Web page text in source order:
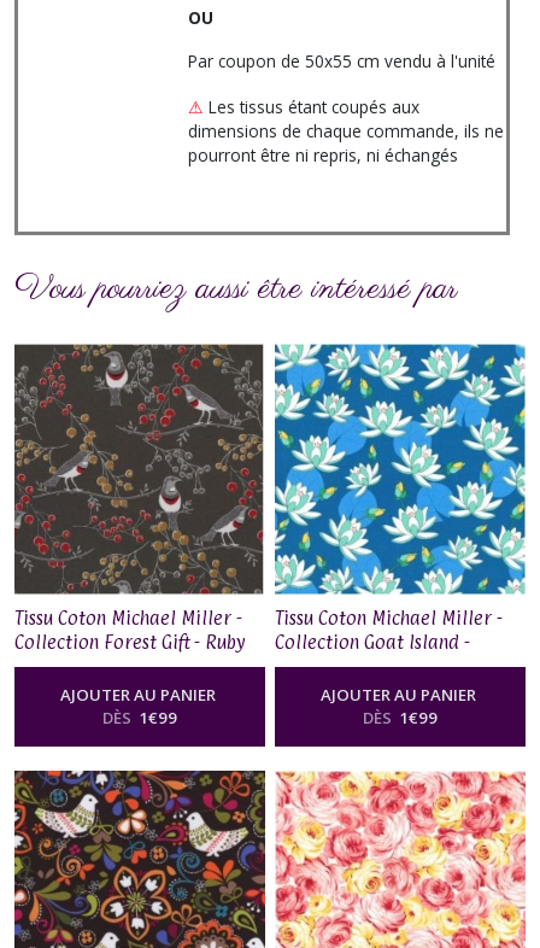
OU
Par coupon de 50x55 cm vendu à l'unité
⚠ Les tissus étant coupés aux
dimensions de chaque commande, ils ne
pourront être ni repris, ni échangés
Vous pourriez aussi être intéressé par
Tissu Coton Michael Miller -
Collection Forest Gift - Ruby
Throated
AJOUTER AU PANIER
DÈS 1€99
Tissu Coton Michael Miller -
Collection Goat Island -
Marine Isle
AJOUTER AU PANIER
DÈS 1€99